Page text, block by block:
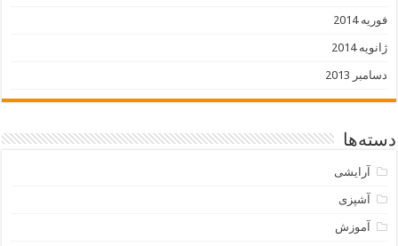
فوریه 2014
ژانویه 2014
دسامبر 2013
دسته‌ها
آرایشی
آشپزی
آموزش